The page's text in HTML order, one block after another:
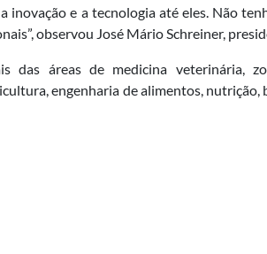
inovação e a tecnologia até eles. Não
observou José Mário Schreiner,
das áreas de medicina veterinária,
engenharia de alimentos,